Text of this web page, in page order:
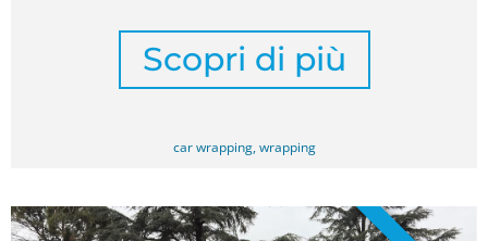
Scopri di più
car wrapping,wrapping